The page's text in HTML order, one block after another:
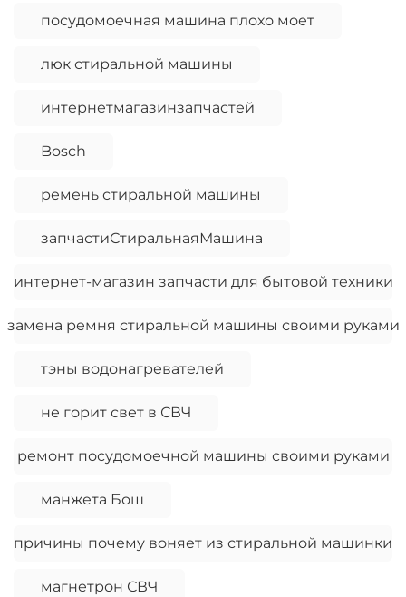
посудомоечная машина плохо моет
люк стиральной машины
интернетмагазинзапчастей
Bosch
ремень стиральной машины
запчастиСтиральнаяМашина
интернет-магазин запчасти для бытовой техники
замена ремня стиральной машины своими руками
тэны водонагревателей
не горит свет в СВЧ
ремонт посудомоечной машины своими руками
манжета Бош
причины почему воняет из стиральной машинки
магнетрон СВЧ